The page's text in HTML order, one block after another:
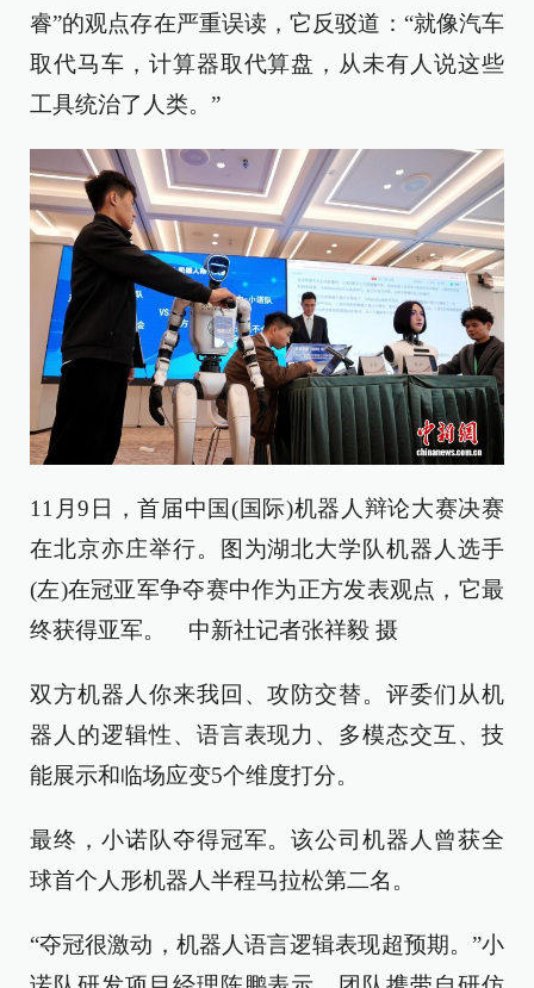
睿”的观点存在严重误读，它反驳道：“就像汽车
取代马车，计算器取代算盘，从未有人说这些
工具统治了人类。”
11月9日，首届中国(国际)机器人辩论大赛决赛
在北京亦庄举行。图为湖北大学队机器人选手
(左)在冠亚军争夺赛中作为正方发表观点，它最
终获得亚军。 中新社记者张祥毅 摄
双方机器人你来我回、攻防交替。评委们从机
器人的逻辑性、语言表现力、多模态交互、技
能展示和临场应变5个维度打分。
最终，小诺队夺得冠军。该公司机器人曾获全
球首个人形机器人半程马拉松第二名。
“夺冠很激动，机器人语言逻辑表现超预期。”小